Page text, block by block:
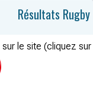
Résultats Rugby
le site (cliquez sur